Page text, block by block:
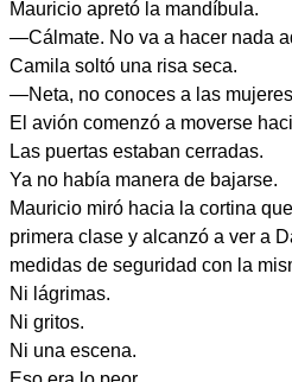
Mauricio apretó la mandíbula.
—Cálmate. No va a hacer nada
Camila soltó una risa seca.
—Neta, no conoces a las
El avión comenzó a moverse
Las puertas estaban cerradas.
Ya no había manera de bajarse.
Mauricio miró hacia la cortina
primera clase y alcanzó a ver a
medidas de seguridad con la
Ni lágrimas.
Ni gritos.
Ni una escena.